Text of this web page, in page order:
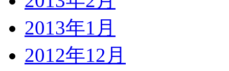
2013年1月
2012年12月